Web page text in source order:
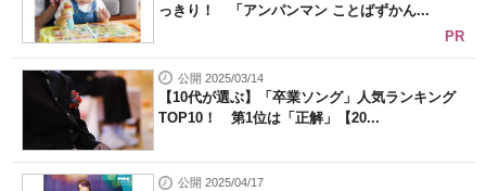
っきり！ 「アンパンマン ことばずかん...
PR
公開 2025/03/14
【10代が選ぶ】「卒業ソング」人気ランキング
TOP10！ 第1位は「正解」【20...
公開 2025/04/17